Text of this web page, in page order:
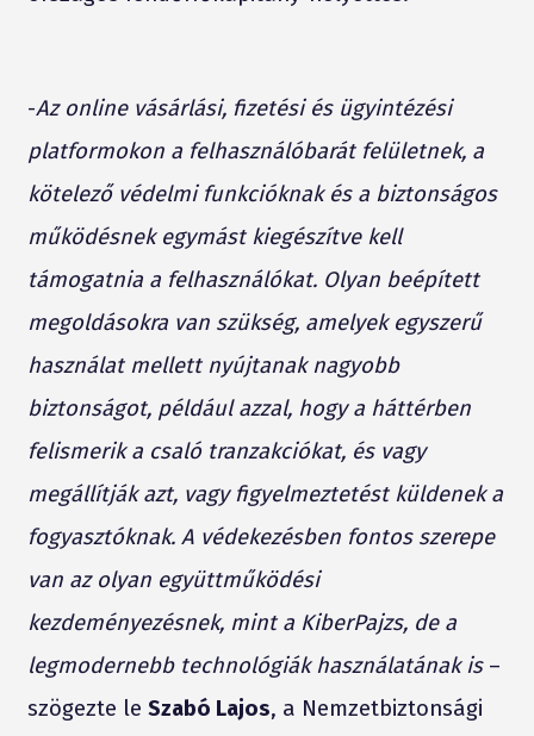
-Az online vásárlási, fizetési és ügyintézési
platformokon a felhasználóbarát felületnek, a
kötelező védelmi funkcióknak és a biztonságos
működésnek egymást kiegészítve kell
támogatnia a felhasználókat. Olyan beépített
megoldásokra van szükség, amelyek egyszerű
használat mellett nyújtanak nagyobb
biztonságot, például azzal, hogy a háttérben
felismerik a csaló tranzakciókat, és vagy
megállítják azt, vagy figyelmeztetést küldenek a
fogyasztóknak. A védekezésben fontos szerepe
van az olyan együttműködési
kezdeményezésnek, mint a KiberPajzs, de a
legmodernebb technológiák használatának is–
szögezte le Szabó Lajos, a Nemzetbiztonsági